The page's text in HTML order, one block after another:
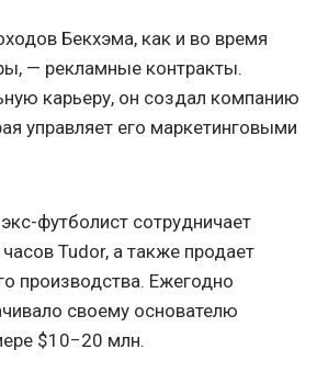
Бекхэма, как и во время
— рекламные контракты.
карьеру, он создал компанию
управляет его маркетинговыми
футболист сотрудничает
Tudor, а также продает
производства. Ежегодно
своему основателю
$10−20 млн.